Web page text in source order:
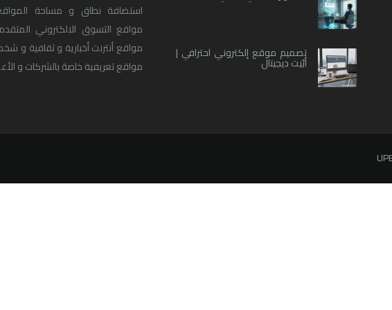
تصميم موقع إلكتروني احترافي |
أبّيت ديجيتال
استضافة نطاق و مساحة
مواقع التسوق الالكتروني
مواقع أنترنت أخبارية و ثقافية و
مواقع تعريفية خاصة بالشركات و